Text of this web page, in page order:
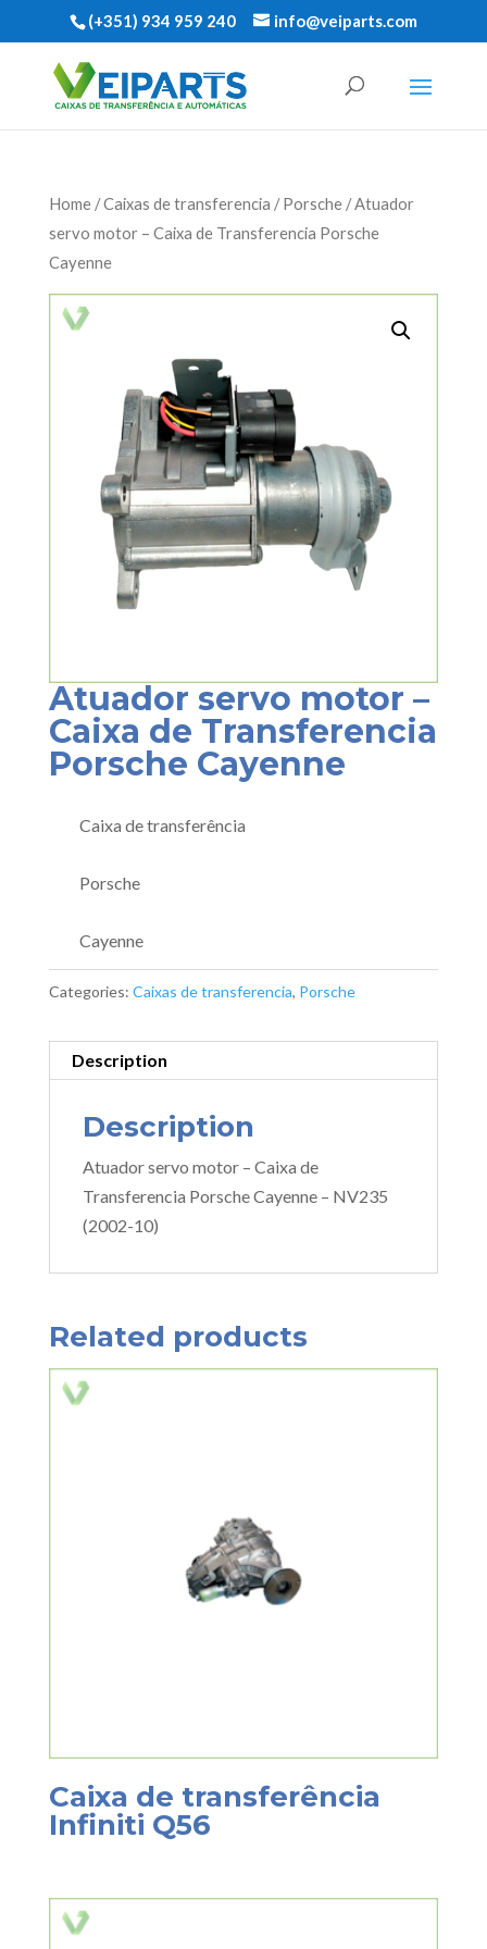
(+351) 934 959 240 info@veiparts.com
Home/Caixas de transferencia /Porsche/ Atuador
servo motor – Caixa de Transferencia Porsche
Cayenne
Atuador servo motor –
Caixa de Transferencia
Porsche Cayenne
Caixa de transferência
Porsche
Cayenne
Categories: Caixas de transferencia, Porsche
Description
Description
Atuador servo motor – Caixa de
Transferencia Porsche Cayenne – NV235
(2002-10)
Related products
Caixa de transferência
Infiniti Q56